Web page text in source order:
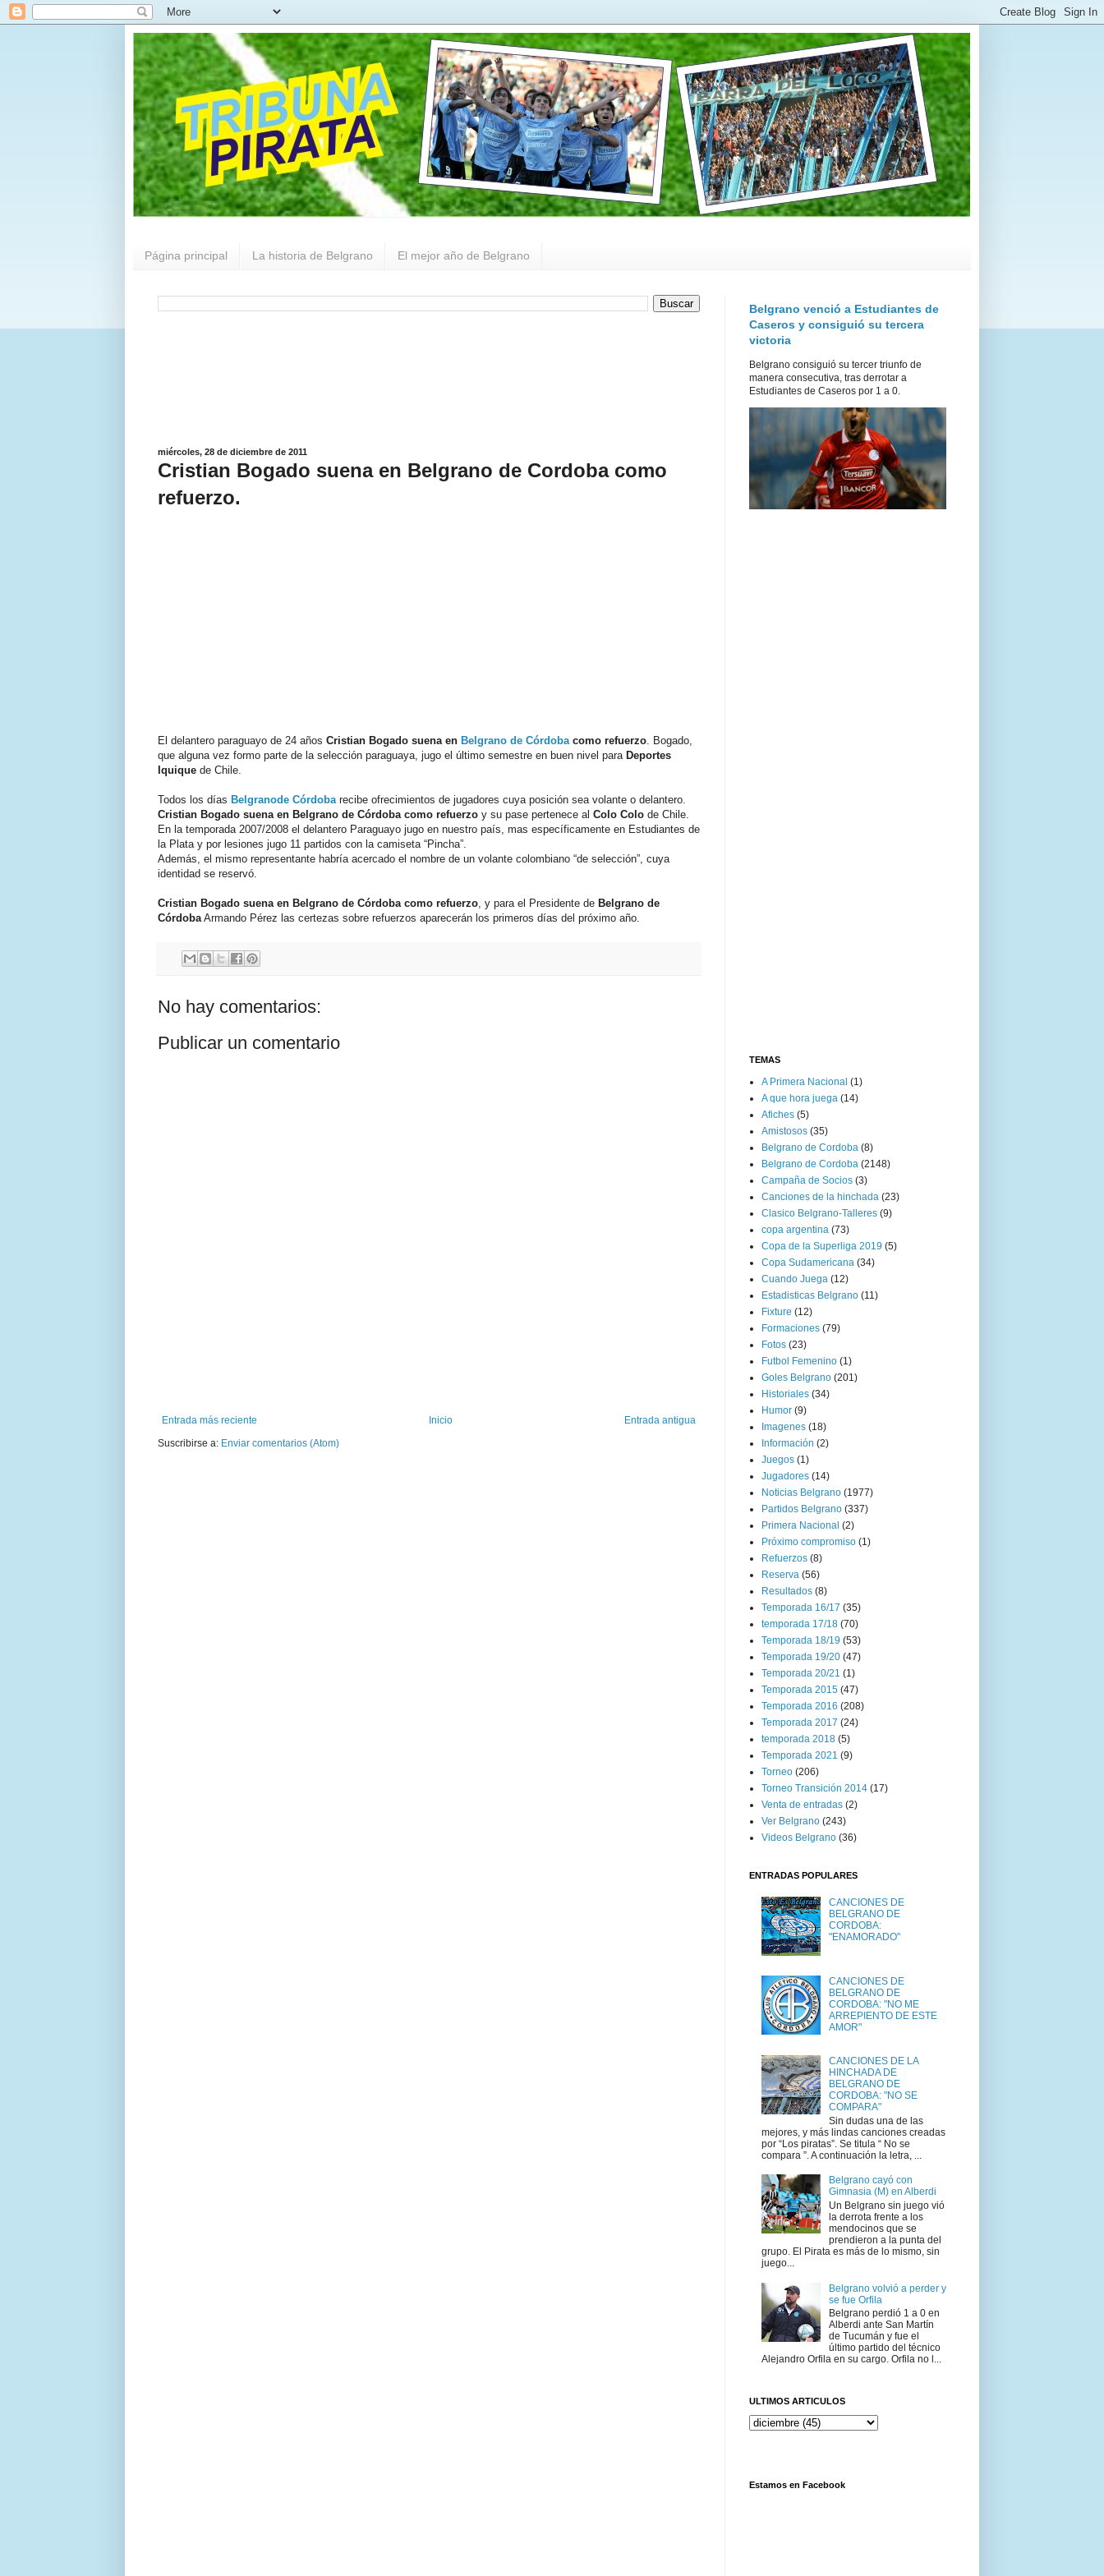
Página principal La historia de Belgrano El mejor año de Belgrano
miércoles, 28 de diciembre de 2011
Cristian Bogado suena en Belgrano de Cordoba como
refuerzo.
El delantero paraguayo de 24 años Cristian Bogado suena en Belgrano de Córdoba como refuerzo . Bogado,
que alguna vez formo parte de la selección paraguaya, jugo el último semestre en buen nivel para Deportes
Iquique de Chile.
Todos los días Belgranode Córdoba recibe ofrecimientos de jugadores cuya posición sea volante o delantero.
Cristian Bogado suena en Belgrano de Córdoba como refuerzo y su pase pertenece al Colo Colo de Chile.
En la temporada 2007/2008 el delantero Paraguayo jugo en nuestro país, mas específicamente en Estudiantes de
la Plata y por lesiones jugo 11 partidos con la camiseta “Pincha”.
Además, el mismo representante habría acercado el nombre de un volante colombiano “de selección”, cuya
identidad se reservó.
Cristian Bogado suena en Belgrano de Córdoba como refuerzo , y para el Presidente de Belgrano de
Córdoba Armando Pérez las certezas sobre refuerzos aparecerán los primeros días del próximo año.
No hay comentarios:
Publicar un comentario
Entrada más reciente Entrada antigua
Inicio
Suscribirse a: Enviar comentarios (Atom)
Belgrano venció a Estudiantes de
Caseros y consiguió su tercera
victoria
Belgrano consiguió su tercer triunfo de
manera consecutiva, tras derrotar a
Estudiantes de Caseros por 1 a 0.
TEMAS
A Primera Nacional (1)
A que hora juega (14)
Afiches (5)
Amistosos (35)
Belgrano de Cordoba (8)
Belgrano de Cordoba (2148)
Campaña de Socios (3)
Canciones de la hinchada (23)
Clasico Belgrano-Talleres (9)
copa argentina (73)
Copa de la Superliga 2019 (5)
Copa Sudamericana (34)
Cuando Juega (12)
Estadisticas Belgrano (11)
Fixture (12)
Formaciones (79)
Fotos (23)
Futbol Femenino (1)
Goles Belgrano (201)
Historiales (34)
Humor (9)
Imagenes (18)
Información (2)
Juegos (1)
Jugadores (14)
Noticias Belgrano (1977)
Partidos Belgrano (337)
Primera Nacional (2)
Próximo compromiso (1)
Refuerzos (8)
Reserva (56)
Resultados (8)
Temporada 16/17 (35)
temporada 17/18 (70)
Temporada 18/19 (53)
Temporada 19/20 (47)
Temporada 20/21 (1)
Temporada 2015 (47)
Temporada 2016 (208)
Temporada 2017 (24)
temporada 2018 (5)
Temporada 2021 (9)
Torneo (206)
Torneo Transición 2014 (17)
Venta de entradas (2)
Ver Belgrano (243)
Videos Belgrano (36)
ENTRADAS POPULARES
CANCIONES DE
BELGRANO DE
CORDOBA:
"ENAMORADO"
CANCIONES DE
BELGRANO DE
CORDOBA: "NO ME
ARREPIENTO DE ESTE
AMOR"
CANCIONES DE LA
HINCHADA DE
BELGRANO DE
CORDOBA: "NO SE
COMPARA"
Sin dudas una de las
mejores, y más lindas canciones creadas
por “Los piratas”. Se titula “ No se
compara ”. A continuación la letra, ...
Belgrano cayó con
Gimnasia (M) en Alberdi
Un Belgrano sin juego vió
la derrota frente a los
mendocinos que se
prendieron a la punta del
grupo. El Pirata es más de lo mismo, sin
juego...
Belgrano volvió a perder y
se fue Orfila
Belgrano perdió 1 a 0 en
Alberdi ante San Martín
de Tucumán y fue el
último partido del técnico
Alejandro Orfila en su cargo. Orfila no l...
ULTIMOS ARTICULOS
Estamos en Facebook